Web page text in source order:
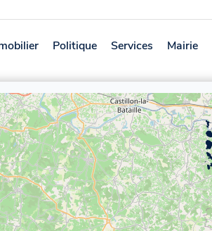
Politique Services Mairie